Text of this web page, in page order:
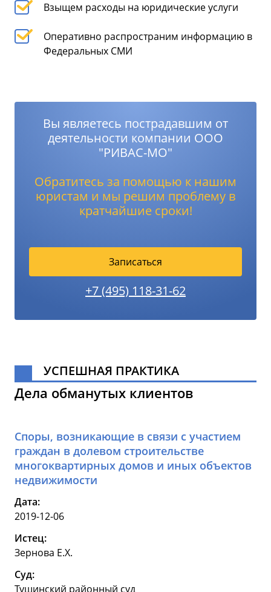
Взыщем расходы на юридические услуги
Оперативно распространим информацию в
Федеральных СМИ
Вы являетесь пострадавшим от
деятельности компании ООО
"РИВАС-МО"
Обратитесь за помощью к нашим
юристам и мы решим проблему в
кратчайшие сроки!
Записаться
+7 (495) 118-31-62
УСПЕШНАЯ ПРАКТИКА
Дела обманутых клиентов
Споры, возникающие в связи с участием
граждан в долевом строительстве
многоквартирных домов и иных объектов
недвижимости
Дата:
2019-12-06
Истец:
Зернова Е.Х.
Суд:
Тушинский районный суд